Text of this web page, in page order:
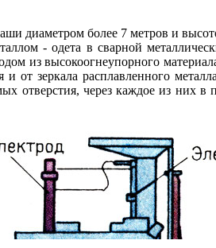
диаметром более 7 метров и
- одета в сварной
из высокоогнеупорного
от зеркала расплавленного
отверстия, через каждое из них